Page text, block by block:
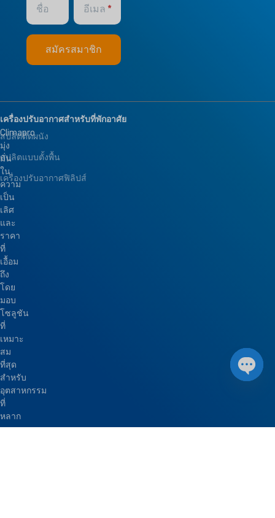
ชื่อ อีเมล
Climapro
มุ่ง
มั่น
ใน
ความ
เป็น
เลิศ
และ
ราคา
ที่
เอื้อม
ถึง
โดย
มอบ
โซลูชัน
ที่
เหมาะ
สม
ที่สุด
สำหรับ
อุตสาหกรรม
ที่
หลาก
หลาย
เครื่องปรับอากาศสำหรับที่พักอาศัย
สปลิตติดผนัง
สปลิตแบบตั้งพื้น
เครื่องปรับอากาศฟิลิปส์